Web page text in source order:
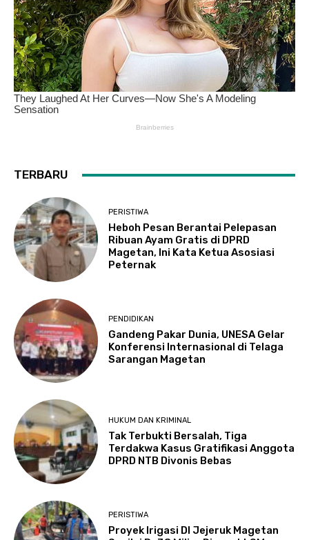
TERBARU
PERISTIWA
Heboh Pesan Berantai Pelepasan
Ribuan Ayam Gratis di DPRD
Magetan, Ini Kata Ketua Asosiasi
Peternak
PENDIDIKAN
Gandeng Pakar Dunia, UNESA Gelar
Konferensi Internasional di Telaga
Sarangan Magetan
HUKUM DAN KRIMINAL
Tak Terbukti Bersalah, Tiga
Terdakwa Kasus Gratifikasi Anggota
DPRD NTB Divonis Bebas
PERISTIWA
Proyek Irigasi DI Jejeruk Magetan